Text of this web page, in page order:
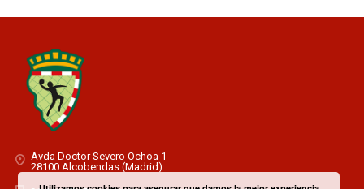
Avda Doctor Severo Ochoa 1-
28100 Alcobendas (Madrid)